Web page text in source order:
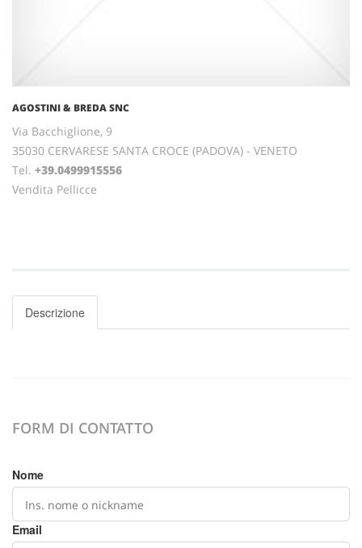
AGOSTINI & BREDA SNC
Via Bacchiglione, 9
35030 CERVARESE SANTA CROCE (PADOVA) - VENETO
Tel. +39.0499915556
Vendita Pellicce
Descrizione
FORM DI CONTATTO
Nome
Email